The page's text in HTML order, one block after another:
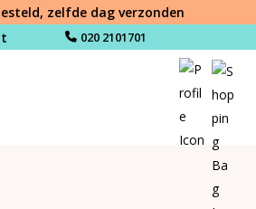
zelfde dag verzonden
020 2101701